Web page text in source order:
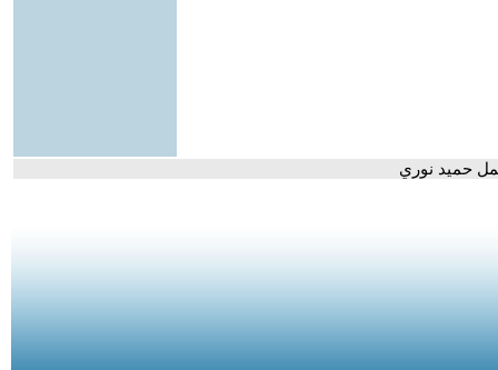
حميد نوري